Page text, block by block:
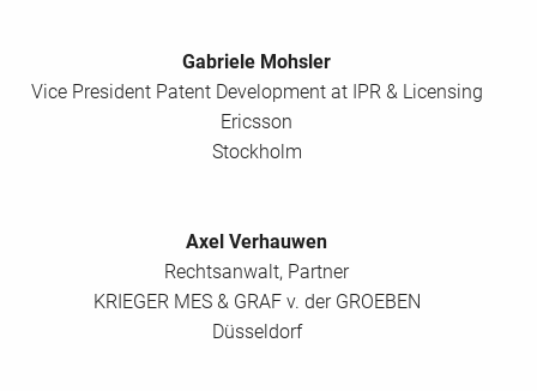
Gabriele Mohsler
Vice President Patent Development at IPR & Licensing
Ericsson
Stockholm
Axel Verhauwen
Rechtsanwalt, Partner
KRIEGER MES & GRAF v. der GROEBEN
Düsseldorf